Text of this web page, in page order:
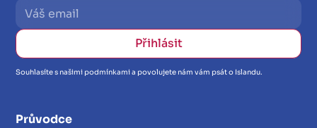
Souhlasíte s našimi podmínkami a povolujete nám vám psát o Islandu.
Průvodce